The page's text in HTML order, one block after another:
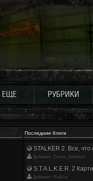
ЕЩЕ РУБРИКИ
Последние блоги
STALKER 2. Все,
Добавил: Drone_Ambient
S.T.A.L.K.E.R. 2
Добавил: RuWar